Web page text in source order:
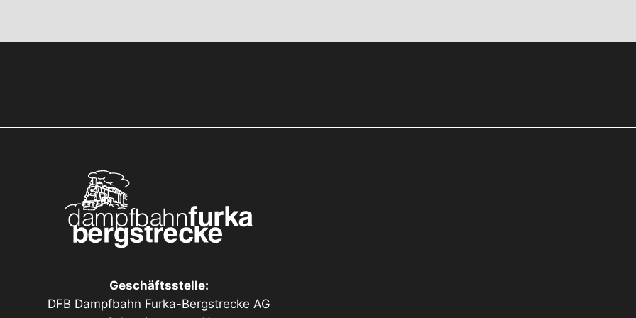
Geschäftsstelle:
DFB Dampfbahn Furka-Bergstrecke AG